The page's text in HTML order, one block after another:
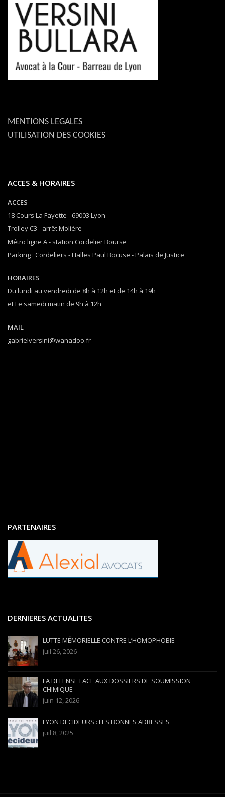
MENTIONS LEGALES
UTILISATION DES COOKIES
ACCES & HORAIRES
ACCES
18 Cours La Fayette - 69003 Lyon
Trolley C3 - arrêt Molière
Métro ligne A - station Cordelier Bourse
Parking : Cordeliers - Halles Paul Bocuse - Palais de Justice
HORAIRES
Du lundi au vendredi de 8h à 12h et de 14h à 19h
et Le samedi matin de 9h à 12h
MAIL
gabrielversini@wanadoo.fr
PARTENAIRES
DERNIERES ACTUALITES
LUTTE MÉMORIELLE CONTRE L’HOMOPHOBIE
juil 26, 2026
LA DEFENSE FACE AUX DOSSIERS DE SOUMISSION
CHIMIQUE
juin 12, 2026
LYON DECIDEURS : LES BONNES ADRESSES
juil 8, 2025